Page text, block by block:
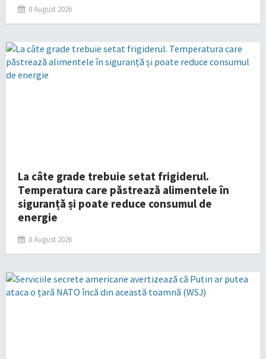
8 August 2026
La câte grade trebuie setat frigiderul.
Temperatura care păstrează alimentele în
siguranță și poate reduce consumul de
energie
8 August 2026